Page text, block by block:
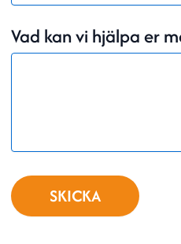
Vad kan vi hjälpa er
SKICKA